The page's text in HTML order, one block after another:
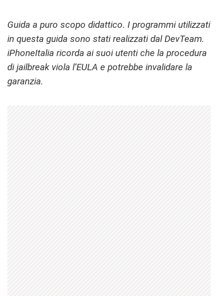
Guida a puro scopo didattico. I programmi utilizzati
in questa guida sono stati realizzati dal DevTeam.
iPhoneItalia ricorda ai suoi utenti che la procedura
di jailbreak viola l’EULA e potrebbe invalidare la
garanzia.